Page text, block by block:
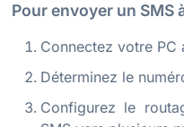
Pour envoyer un SMS
Connectez votre PC
Déterminez le
Configurez le